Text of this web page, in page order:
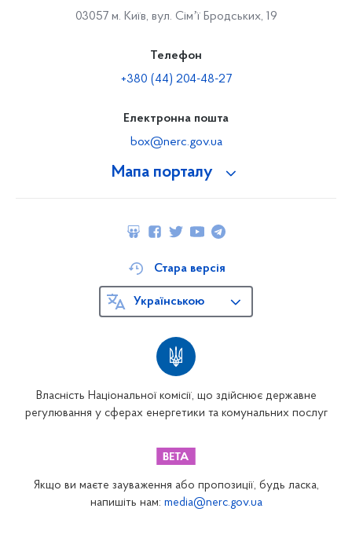
Мапа порталу
03057 м. Київ, вул. Сімʼї Бродських, 19
Телефон
+380 (44) 204-48-27
Електронна пошта
box@nerc.gov.ua
Власність Національної комісії, що здійснює державне
регулювання у сферах енергетики та комунальних послуг
Стара версія
Українською
Якщо ви маєте зауваження або пропозиції, будь ласка,
напишіть нам: media@nerc.gov.ua